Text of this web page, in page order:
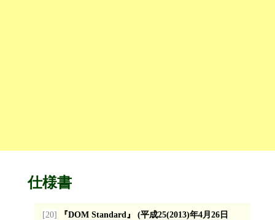
仕様書
[20] DOM Standard (平成25(2013)年4月26日